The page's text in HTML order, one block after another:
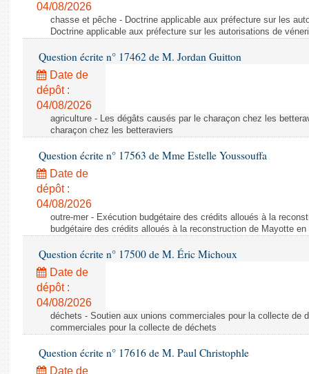
04/08/2026
chasse et pêche - Doctrine applicable aux préfecture sur les
Doctrine applicable aux préfecture sur les autorisations de
Question écrite n° 17462 de M. Jordan Guitton
Date de
dépôt :
04/08/2026
agriculture - Les dégâts causés par le charaçon chez les
charaçon chez les betteraviers
Question écrite n° 17563 de Mme Estelle Youssouffa
Date de
dépôt :
04/08/2026
outre-mer - Exécution budgétaire des crédits alloués à la
budgétaire des crédits alloués à la reconstruction de Mayotte en
Question écrite n° 17500 de M. Éric Michoux
Date de
dépôt :
04/08/2026
déchets - Soutien aux unions commerciales pour la collecte de
commerciales pour la collecte de déchets
Question écrite n° 17616 de M. Paul Christophle
Date de